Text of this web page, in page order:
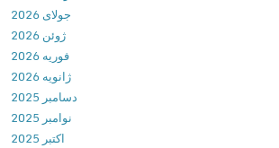
ا
ت
ر
ن
ا
م
w
o
r
k
T
o
جولای 2026
ژوئن 2026
فوریه 2026
ژانویه 2026
دسامبر 2025
نوامبر 2025